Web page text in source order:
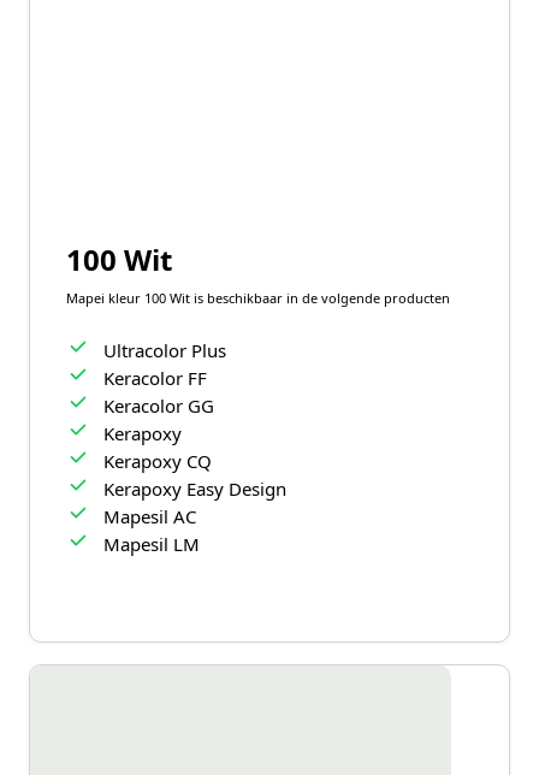
100 Wit
Mapei kleur 100 Wit is beschikbaar in de volgende producten
Ultracolor Plus
Keracolor FF
Keracolor GG
Kerapoxy
Kerapoxy CQ
Kerapoxy Easy Design
Mapesil AC
Mapesil LM